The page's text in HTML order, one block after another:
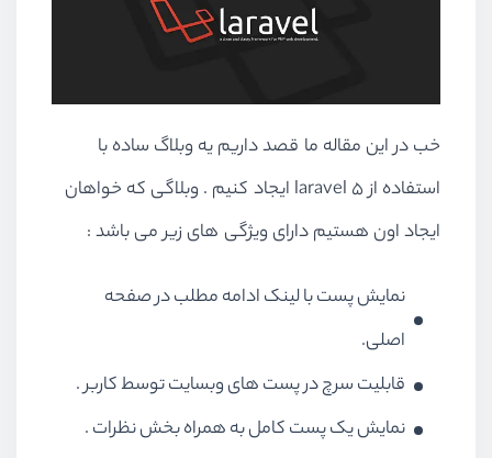
خب در این مقاله ما قصد داریم یه وبلاگ ساده با
استفاده از laravel 5 ایجاد کنیم . وبلاگی که خواهان
ایجاد اون هستیم دارای ویژگی های زیر می باشد :
نمایش پست با لینک ادامه مطلب در صفحه
اصلی.
قابلیت سرچ در پست های وبسایت توسط کاربر .
نمایش یک پست کامل به همراه بخش نظرات .